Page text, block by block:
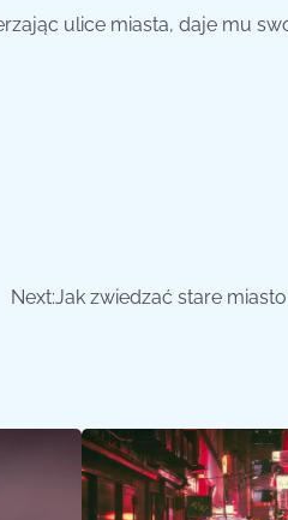
ulice miasta, daje mu
Next:Jak zwiedzać stare